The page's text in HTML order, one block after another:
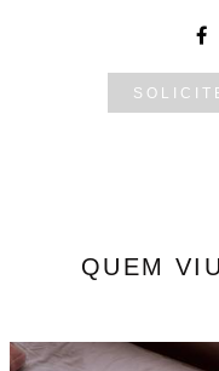
QUEM